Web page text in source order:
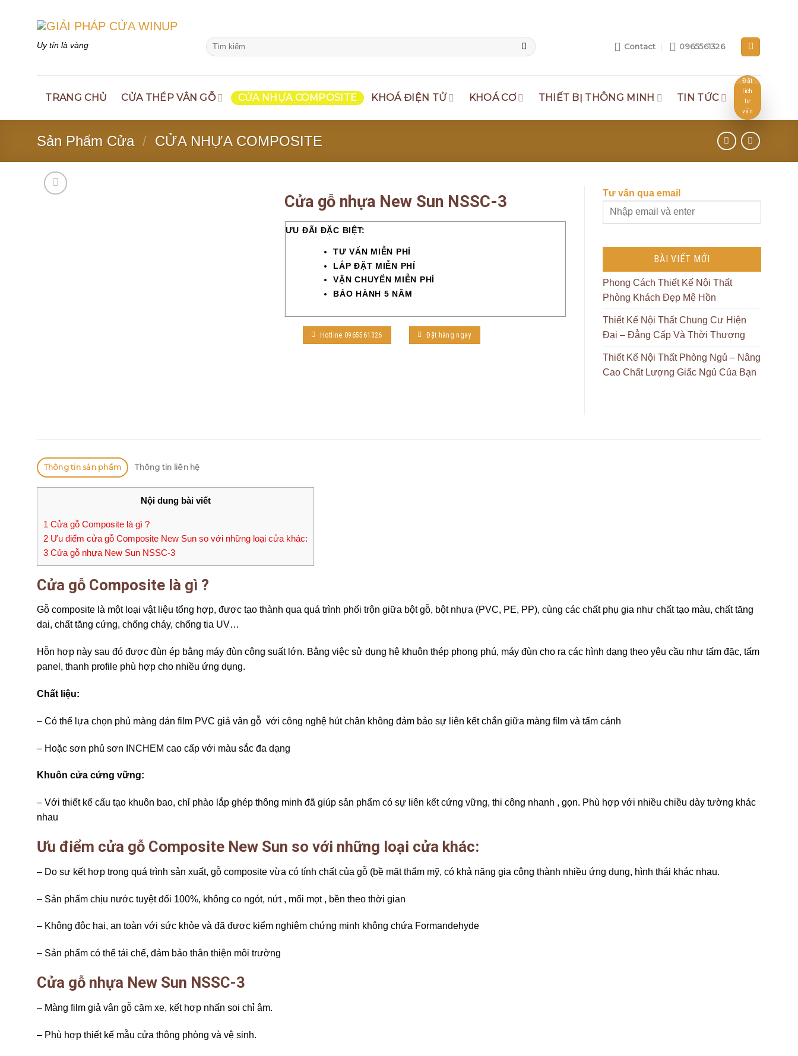
Uy tín là vàng
Search
for:
Contact 0965561326
TRANG CHỦ CỬA THÉP VÂN GỖ CỬA NHỰA COMPOSITE KHOÁ ĐIỆN TỬ KHOÁ CƠ THIẾT BỊ THÔNG MINH TIN TỨC
Đặt
lịch
tư
vấn
Sản Phẩm Cửa / CỬA NHỰA COMPOSITE
Cửa gỗ nhựa New Sun NSSC-3
ƯU ĐÃI ĐẶC BIỆT:
TƯ VẤN MIỄN PHÍ
LẮP ĐẶT MIỄN PHÍ
VẬN CHUYỂN MIỄN PHÍ
BẢO HÀNH 5 NĂM
Hotline 0965561326 Đặt hàng ngay
Tư vấn qua email
BÀI VIẾT MỚI
Phong Cách Thiết Kế Nội Thất
Phòng Khách Đẹp Mê Hồn
Thiết Kế Nội Thất Chung Cư Hiện
Đại – Đẳng Cấp Và Thời Thượng
Thiết Kế Nội Thất Phòng Ngủ – Nâng
Cao Chất Lượng Giấc Ngủ Của Bạn
Thông tin sản phẩm Thông tin liên hệ
Nội dung bài viết
1 Cửa gỗ Composite là gì ?
2 Ưu điểm cửa gỗ Composite New Sun so với những loại cửa khác:
3 Cửa gỗ nhựa New Sun NSSC-3
Cửa gỗ Composite là gì ?
Gỗ composite là một loại vật liệu tổng hợp, được tạo thành qua quá trình phối trộn giữa bột gỗ, bột nhựa (PVC, PE, PP), cùng các chất phụ gia như chất tạo màu, chất tăng
dai, chất tăng cứng, chống cháy, chống tia UV…
Hỗn hợp này sau đó được đùn ép bằng máy đùn công suất lớn. Bằng việc sử dụng hệ khuôn thép phong phú, máy đùn cho ra các hình dạng theo yêu cầu như tấm đặc, tấm
panel, thanh profile phù hợp cho nhiều ứng dụng.
Chất liệu:
– Có thể lựa chọn phủ màng dán film PVC giả vân gỗ với công nghệ hút chân không đảm bảo sự liên kết chắn giữa màng film và tấm cánh
– Hoặc sơn phủ sơn INCHEM cao cấp với màu sắc đa dạng
Khuôn cửa cứng vững:
– Với thiết kế cấu tạo khuôn bao, chỉ phào lắp ghép thông minh đã giúp sản phẩm có sự liên kết cứng vững, thi công nhanh , gọn. Phù hợp với nhiều chiều dày tường khác
nhau
Ưu điểm cửa gỗ Composite New Sun so với những loại cửa khác:
– Do sự kết hợp trong quá trình sản xuất, gỗ composite vừa có tính chất của gỗ (bề mặt thẩm mỹ, có khả năng gia công thành nhiều ứng dụng, hình thái khác nhau.
– Sản phẩm chịu nước tuyệt đối 100%, không co ngót, nứt , mối mọt , bền theo thời gian
– Không độc hại, an toàn với sức khỏe và đã được kiểm nghiệm chứng minh không chứa Formandehyde
– Sản phẩm có thể tái chế, đảm bảo thân thiện môi trường
Cửa gỗ nhựa New Sun NSSC-3
– Màng film giả vân gỗ căm xe, kết hợp nhấn soi chỉ âm.
– Phù hợp thiết kế mẫu cửa thông phòng và vệ sinh.